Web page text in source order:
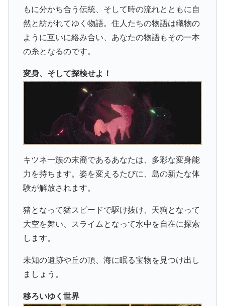
もに分かち合う伝統、そして時の流れとともに自
然と紡がれてゆく物語。住人たちの物語は織物の
ように互いに絡み合い、あなたの物語もその一本
の糸となるのです。
変身、そして探検せよ！
キツネ一族の末裔であるあなたは、多彩な変身能
力を持ちます。姿を変えるたびに、島の新たな体
験が解放されます。
猪となって猛スピードで駆け抜け、天狗となって
大空を舞い、スライムとなって水中を自在に探索
します。
未知の遺跡や丘の頂、海に眠る宝物を見つけ出し
ましょう。
移ろいゆく世界